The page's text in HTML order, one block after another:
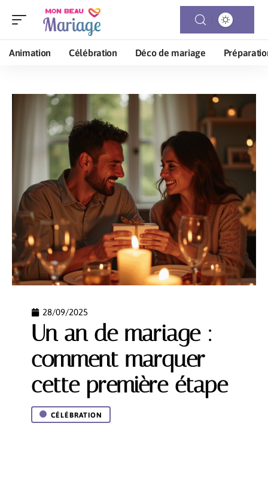
Animation Célébration Déco de mariage
28/09/2025
Un an de mariage :
comment marquer
cette première étape
CÉLÉBRATION